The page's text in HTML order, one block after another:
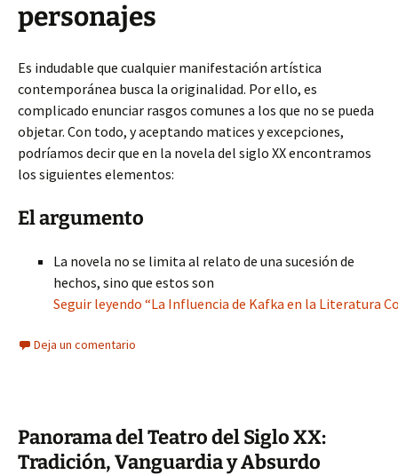
personajes
Es indudable que cualquier manifestación artística
contemporánea busca la originalidad. Por ello, es
complicado enunciar rasgos comunes a los que no se pueda
objetar. Con todo, y aceptando matices y excepciones,
podríamos decir que en la novela del siglo XX encontramos
los siguientes elementos:
El argumento
La novela no se limita al relato de una sucesión de
hechos, sino que estos son
Seguir leyendo “La Influencia de Kafka en la Literatura
Deja un comentario
Panorama del Teatro del Siglo XX:
Tradición, Vanguardia y Absurdo